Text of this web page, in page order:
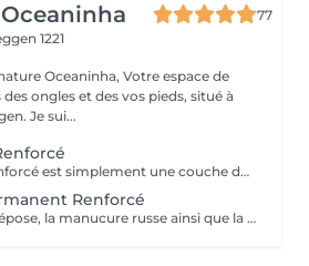
77
1221
Votre espace de
ongles et des vos pieds, situé à
Je sui...
Le semi permanent renforcé est simplement une couche de vernis avec une base épaisse. Il permet de renforcé vos ongles naturels contrairement au semi permanent classique. Cette technique s'effectue sur des ongles naturels sains et dures. La Manucure Russe est comprise dans le prix. Le remplissage est à faire toutes les 2 semaines et demi / 3 semaines.
Renforcé
Ce tarif comprend la dépose, la manucure russe ainsi que la nouvelle pose !